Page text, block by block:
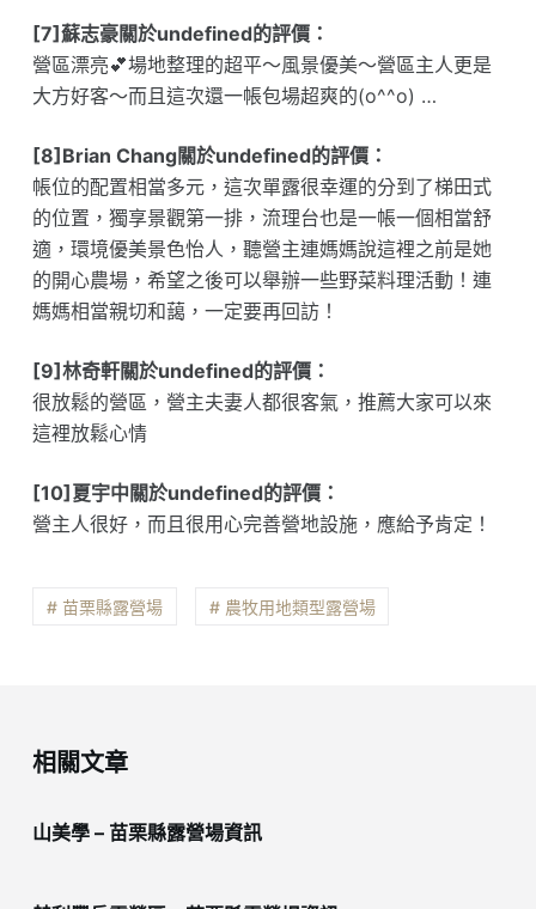
[7]蘇志豪關於undefined的評價：
營區漂亮💕場地整理的超平～風景優美～營區主人更是
大方好客～而且這次還一帳包場超爽的(o^^o) …
[8]Brian Chang關於undefined的評價：
帳位的配置相當多元，這次單露很幸運的分到了梯田式
的位置，獨享景觀第一排，流理台也是一帳一個相當舒
適，環境優美景色怡人，聽營主連媽媽說這裡之前是她
的開心農場，希望之後可以舉辦一些野菜料理活動！連
媽媽相當親切和藹，一定要再回訪！
[9]林奇軒關於undefined的評價：
很放鬆的營區，營主夫妻人都很客氣，推薦大家可以來
這裡放鬆心情
[10]夏宇中關於undefined的評價：
營主人很好，而且很用心完善營地設施，應給予肯定！
# 苗栗縣露營場 # 農牧用地類型露營場
相關文章
山美學 – 苗栗縣露營場資訊